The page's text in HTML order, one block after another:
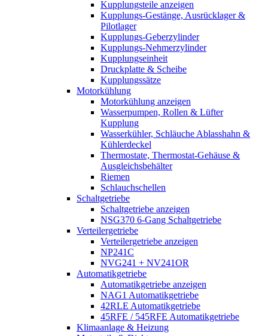
Kupplungsteile anzeigen
Kupplungs-Gestänge, Ausrücklager &
Pilotlager
Kupplungs-Geberzylinder
Kupplungs-Nehmerzylinder
Kupplungseinheit
Druckplatte & Scheibe
Kupplungssätze
Motorkühlung
Motorkühlung anzeigen
Wasserpumpen, Rollen & Lüfter
Kupplung
Wasserkühler, Schläuche Ablasshahn &
Kühlerdeckel
Thermostate, Thermostat-Gehäuse &
Ausgleichsbehälter
Riemen
Schlauchschellen
Schaltgetriebe
Schaltgetriebe anzeigen
NSG370 6-Gang Schaltgetriebe
Verteilergetriebe
Verteilergetriebe anzeigen
NP241C
NVG241 + NV241OR
Automatikgetriebe
Automatikgetriebe anzeigen
NAG1 Automatikgetriebe
42RLE Automatikgetriebe
45RFE / 545RFE Automatikgetriebe
Klimaanlage & Heizung